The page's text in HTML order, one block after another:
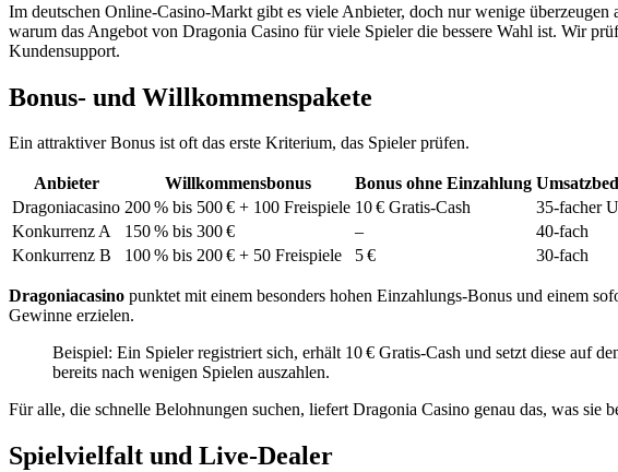
Im deutschen Online‑Casino‑Markt gibt es viele Anbieter, doch nur wenige
warum das Angebot von Dragonia Casino für viele Spieler die bessere Wahl ist. Wir
Kundensupport.
Bonus‑ und Willkommenspakete
Ein attraktiver Bonus ist oft das erste Kriterium, das Spieler prüfen.
Anbieter Willkommensbonus Bonus ohne Einzahlung
Dragoniacasino 200 % bis 500 € + 100 Freispiele 10 € Gratis‑Cash
35‑facher
Konkurrenz A
150 % bis 300 € –
40‑fach
Konkurrenz B
100 % bis 200 € + 50 Freispiele 5 € 30‑fach
Dragoniacasino punktet mit einem besonders hohen Einzahlungs‑Bonus und einem
Gewinne erzielen.
Beispiel: Ein Spieler registriert sich, erhält 10 € Gratis‑Cash und setzt diese auf
bereits nach wenigen Spielen auszahlen.
Für alle, die schnelle Belohnungen suchen, liefert Dragonia Casino genau das, was sie
Spielvielfalt und Live‑Dealer